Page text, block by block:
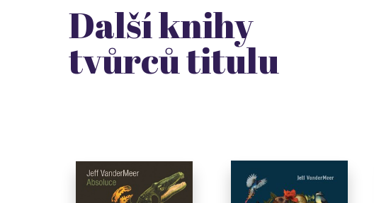
Další knihy
tvůrců titulu